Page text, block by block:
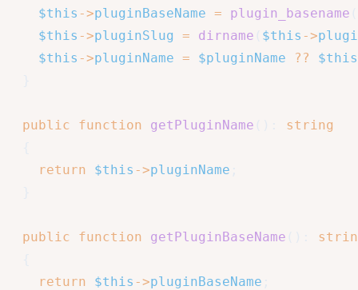
$this ->pluginBaseName = plugin_basename
$this ->pluginSlug = dirname $this ->
$this ->pluginName = $pluginName ??
$this
public function getPluginName
string
return
$this ->pluginName
public function getPluginBaseName
return
$this ->pluginBaseName